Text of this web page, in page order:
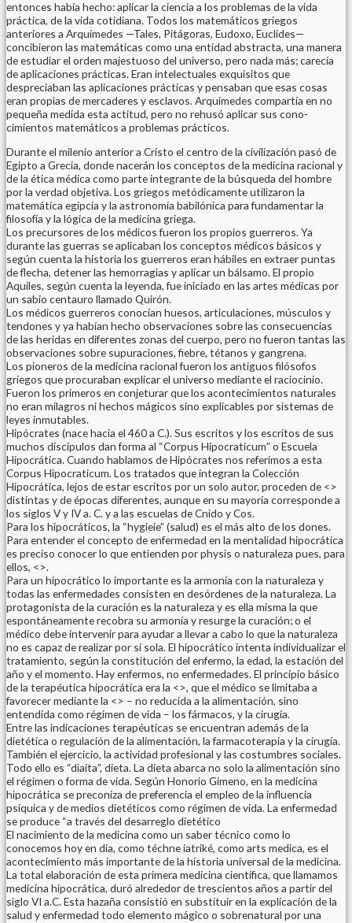
entonces había hecho: aplicar la ciencia a los problemas de la vida
práctica, de la vida cotidiana. Todos los matemáticos griegos
anteriores a Arquímedes —Tales, Pitágoras, Eudoxo, Euclides—
concibieron las matemáticas como una entidad abstracta, una manera
de estudiar el orden majestuoso del universo, pero nada más; carecía
de aplicaciones prácticas. Eran intelectua­les exquisitos que
despreciaban las aplicaciones prácti­cas y pensaban que esas cosas
eran propias de merca­deres y esclavos. Arquímedes compartía en no
pequeña medida esta actitud, pero no rehusó aplicar sus cono­
cimientos matemáticos a problemas prácticos.
Durante el milenio anterior a Cristo el centro de la civilización pasó de
Egipto a Grecia, donde nacerán los conceptos de la medicina racional y
de la ética médica como parte integrante de la búsqueda del hombre
por la verdad objetiva. Los griegos metódicamente utilizaron la
matemática egipcia y la astronomía babilónica para fundamentar la
filosofía y la lógica de la medicina griega.
Los precursores de los médicos fueron los propios guerreros. Ya
durante las guerras se aplicaban los conceptos médicos básicos y
según cuenta la historia los guerreros eran hábiles en extraer puntas
de flecha, detener las hemorragias y aplicar un bálsamo. El propio
Aquiles, según cuenta la leyenda, fue iniciado en las artes médicas por
un sabio centauro llamado Quirón.
Los médicos guerreros conocían huesos, articulaciones, músculos y
tendones y ya habían hecho observaciones sobre las consecuencias
de las heridas en diferentes zonas del cuerpo, pero no fueron tantas las
observaciones sobre supuraciones, fiebre, tétanos y gangrena.
Los pioneros de la medicina racional fueron los antiguos filósofos
griegos que procuraban explicar el universo mediante el raciocinio.
Fueron los primeros en conjeturar que los acontecimientos naturales
no eran milagros ni hechos mágicos sino explicables por sistemas de
leyes inmutables.
Hipócrates (nace hacia el 460 a C.). Sus escritos y los escritos de sus
muchos discípulos dan forma al “Corpus Hipocraticum” o Escuela
Hipocrática. Cuando hablamos de Hipócrates nos referimos a esta
Corpus Hipocraticum. Los tratados que integran la Colección
Hipocrática, lejos de estar escritos por un solo autor, proceden de <>
distintas y de épocas diferentes, aunque en su mayoría corresponde a
los siglos V y IV a. C. y a las escuelas de Cnido y Cos.
Para los hipocráticos, la “hygieie” (salud) es el más alto de los dones.
Para entender el concepto de enfermedad en la mentalidad hipocrática
es preciso conocer lo que entienden por physis o naturaleza pues, para
ellos, <>.
Para un hipocrático lo importante es la armonía con la naturaleza y
todas las enfermedades consisten en desórdenes de la naturaleza. La
protagonista de la curación es la naturaleza y es ella misma la que
espontáneamente recobra su armonía y resurge la curación; o el
médico debe intervenir para ayudar a llevar a cabo lo que la naturaleza
no es capaz de realizar por si sola. El hipocrático intenta individualizar el
tratamiento, según la constitución del enfermo, la edad, la estación del
año y el momento. Hay enfermos, no enfermedades. El principio básico
de la terapéutica hipocrática era la <>, que el médico se limitaba a
favorecer mediante la <> – no reducida a la alimentación, sino
entendida como régimen de vida – los fármacos, y la cirugía.
Entre las indicaciones terapéuticas se encuentran además de la
dietética o regulación de la alimentación, la farmacoterapia y la cirugía.
También el ejercicio, la actividad profesional y las costumbres sociales.
Todo ello es “diaita”, dieta. La dieta abarca no solo la alimentación sino
el régimen o forma de vida. Según Honorio Gimeno, en la medicina
hipocrática se preconiza de preferencia el empleo de la influencia
psíquica y de medios dietéticos como régimen de vida. La enfermedad
se produce “a través del desarreglo dietético
El nacimiento de la medicina como un saber técnico como lo
conocemos hoy en dia, como téchne iatriké, como arts medica, es el
acontecimiento más importante de la historia universal de la medicina.
La total elaboración de esta primera medicina científica, que llamamos
medicina hipocrática, duró alrededor de trescientos años a partir del
siglo VI a.C. Esta hazaña consistió en substituir en la explicación de la
salud y enfermedad todo elemento mágico o sobrenatural por una